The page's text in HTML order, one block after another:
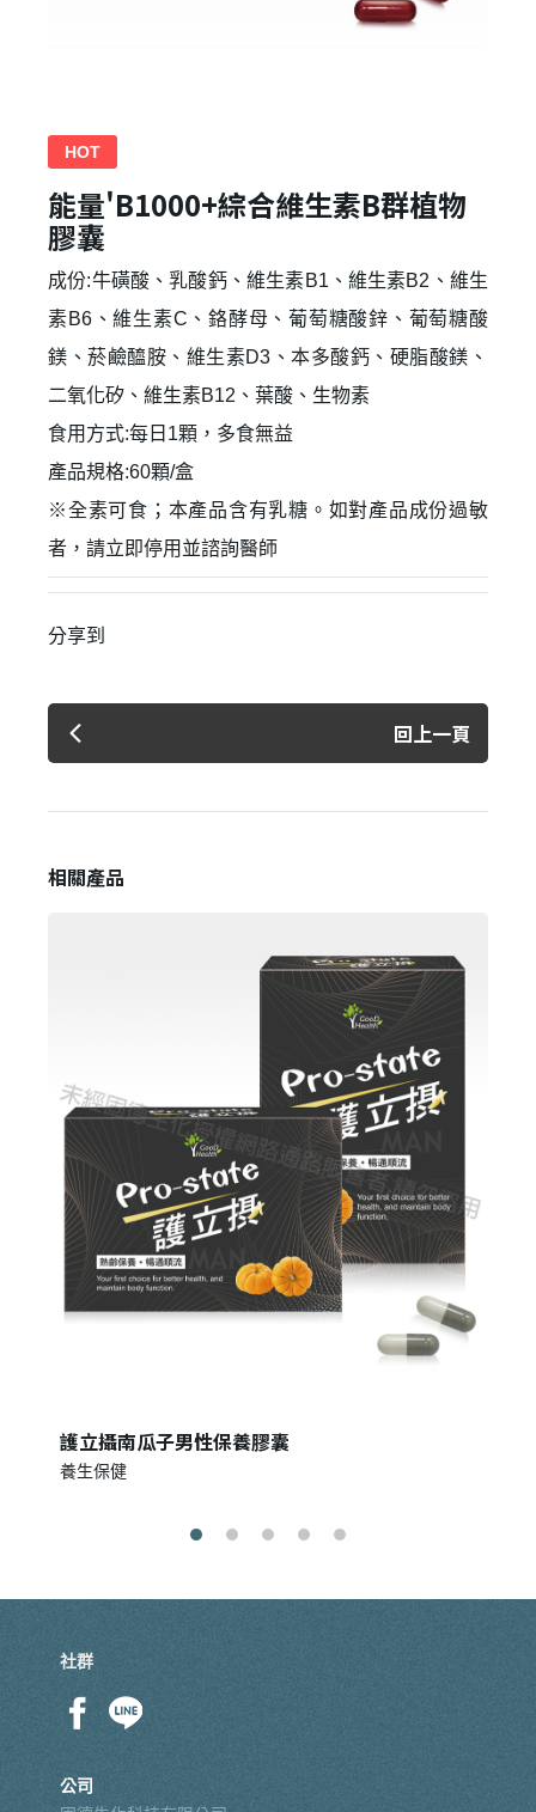
會員登入
建立專屬帳號
HOT
能量'B1000+綜合維生素B群植物
膠囊
成份:牛磺酸、乳酸鈣、維生素B1、維生素B2、維生
素B6、維生素C、鉻酵母、葡萄糖酸鋅、葡萄糖酸
鎂、菸鹼醯胺、維生素D3、本多酸鈣、硬脂酸鎂、
二氧化矽、維生素B12、葉酸、生物素
食用方式:每日1顆，多食無益
產品規格:60顆/盒
※全素可食；本產品含有乳糖。如對產品成份過敏
者，請立即停用並諮詢醫師
分享到
回上一頁
相關產品
護立攝南瓜子男性保養膠囊
養生保健
公司
社群